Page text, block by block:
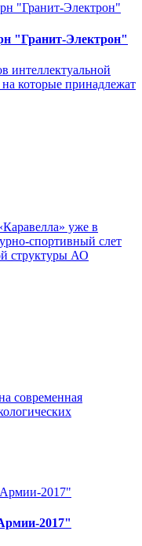
"Гранит-Электрон"
интеллектуальной
которые принадлежат
уже в
спортивный слет
структуры АО
современная
2017"